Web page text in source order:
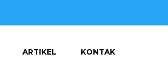
ARTIKEL KONTAK